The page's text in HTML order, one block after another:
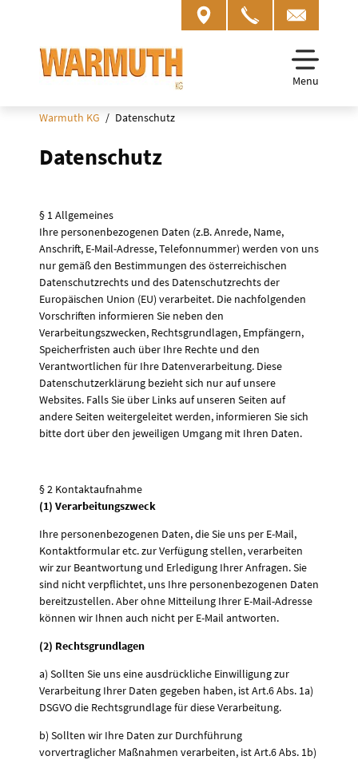
Menu
Warmuth KG Datenschutz
Datenschutz
§ 1 Allgemeines
Ihre personenbezogenen Daten (z.B. Anrede, Name,
Anschrift, E-Mail-Adresse, Telefonnummer) werden von uns
nur gemäß den Bestimmungen des österreichischen
Datenschutzrechts und des Datenschutzrechts der
Europäischen Union (EU) verarbeitet. Die nachfolgenden
Vorschriften informieren Sie neben den
Verarbeitungszwecken, Rechtsgrundlagen, Empfängern,
Speicherfristen auch über Ihre Rechte und den
Verantwortlichen für Ihre Datenverarbeitung. Diese
Datenschutzerklärung bezieht sich nur auf unsere
Websites. Falls Sie über Links auf unseren Seiten auf
andere Seiten weitergeleitet werden, informieren Sie sich
bitte dort über den jeweiligen Umgang mit Ihren Daten.
§ 2 Kontaktaufnahme
(1) Verarbeitungszweck
Ihre personenbezogenen Daten, die Sie uns per E-Mail,
Kontaktformular etc. zur Verfügung stellen, verarbeiten
wir zur Beantwortung und Erledigung Ihrer Anfragen. Sie
sind nicht verpflichtet, uns Ihre personenbezogenen Daten
bereitzustellen. Aber ohne Mitteilung Ihrer E-Mail-Adresse
können wir Ihnen auch nicht per E-Mail antworten.
(2) Rechtsgrundlagen
a) Sollten Sie uns eine ausdrückliche Einwilligung zur
Verarbeitung Ihrer Daten gegeben haben, ist Art.6 Abs. 1a)
DSGVO die Rechtsgrundlage für diese Verarbeitung.
b) Sollten wir Ihre Daten zur Durchführung
vorvertraglicher Maßnahmen verarbeiten, ist Art.6 Abs. 1b)